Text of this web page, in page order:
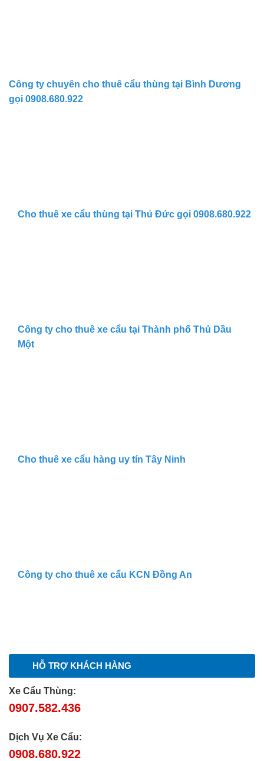
HỖ TRỢ KHÁCH HÀNG
Xe Cẩu Thùng:
0907.582.436
Dịch Vụ Xe Cẩu:
0908.680.922
Công ty chuyên cho thuê cẩu thùng tại Bình Dương
gọi 0908.680.922
Cho thuê xe cẩu thùng tại Thủ Đức gọi 0908.680.922
Công ty cho thuê xe cẩu tại Thành phố Thủ Dầu
Một
Cho thuê xe cẩu hàng uy tín Tây Ninh
Công ty cho thuê xe cẩu KCN Đồng An